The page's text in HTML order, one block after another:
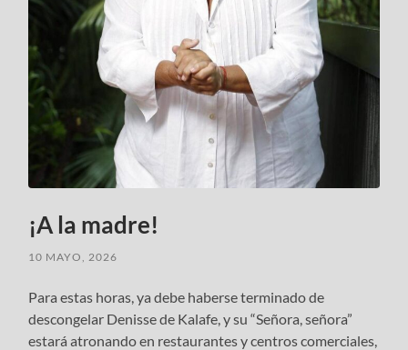
¡A la madre!
10 MAYO, 2026
Para estas horas, ya debe haberse terminado de
descongelar Denisse de Kalafe, y su “Señora, señora”
estará atronando en restaurantes y centros comerciales,